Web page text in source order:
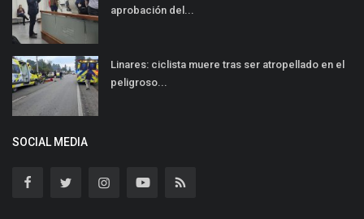
aprobación del...
Linares: ciclista muere tras ser atropellado en el
peligroso...
SOCIAL MEDIA